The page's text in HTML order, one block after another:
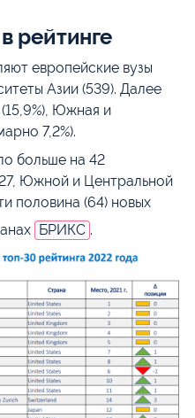
рейтинге
европейские вузы
Азии (539). Далее
Южная и
7,2%).
больше на 42
Южной и Центральной
половина (64) новых
БРИКС .